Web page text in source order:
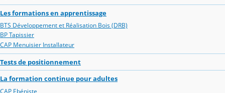
Les formations en apprentissage
BTS Développement et Réalisation Bois (DRB)
BP Tapissier
CAP Menuisier Installateur
Tests de positionnement
La formation continue pour adultes
CAP Ebéniste